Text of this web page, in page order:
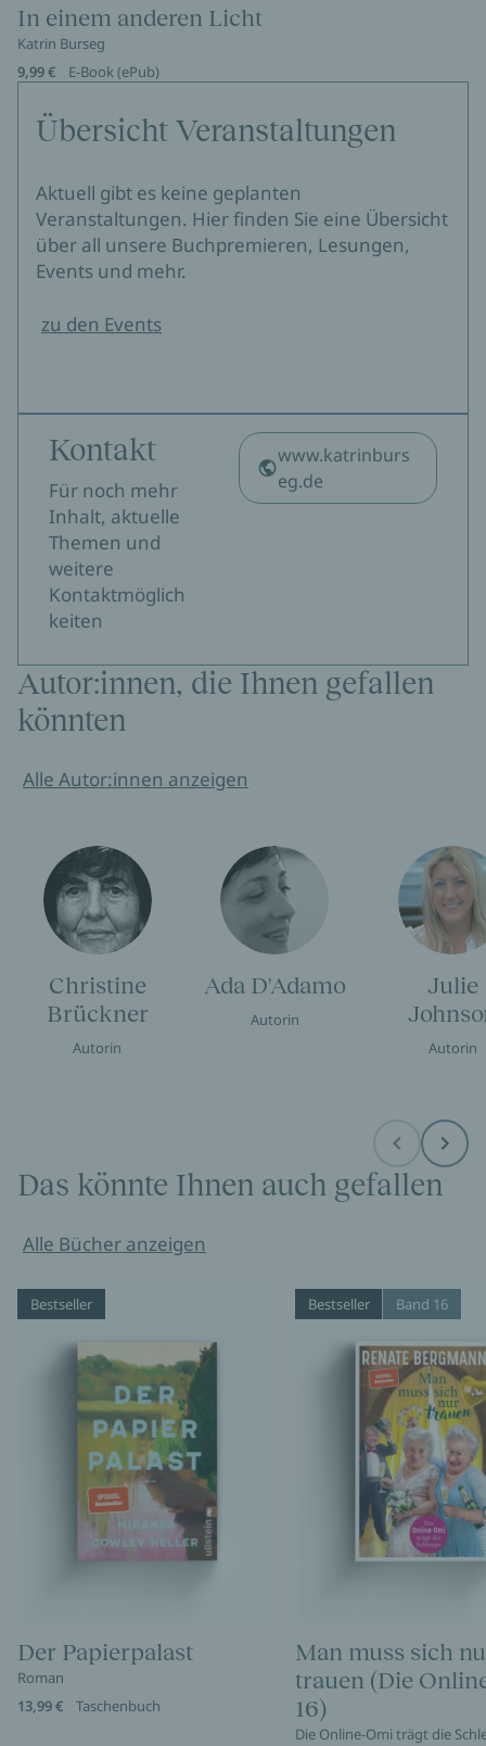
In einem anderen Licht
Katrin Burseg
9,99 €
E-Book (ePub)
Übersicht Veranstaltungen
Aktuell gibt es keine geplanten
Veranstaltungen. Hier finden Sie eine Übersicht
über all unsere Buchpremieren, Lesungen,
Events und mehr.
zu den Events
Kontakt
Für noch mehr
Inhalt, aktuelle
Themen und
weitere
Kontaktmöglich
keiten
www.katrinburs
eg.de
Autor:innen, die Ihnen gefallen
könnten
Alle Autor:innen anzeigen
Christine
Brückner
Autorin
Ada D'Adamo
Autorin
Julie
Autorin
Before Next
Das könnte Ihnen auch gefallen
Alle Bücher anzeigen
Bestseller
Der Papierpalast
Roman
13,99 €
Taschenbuch
Bestseller Band 16
Man muss sich
trauen (Die
16)
Die Online-Omi trägt die